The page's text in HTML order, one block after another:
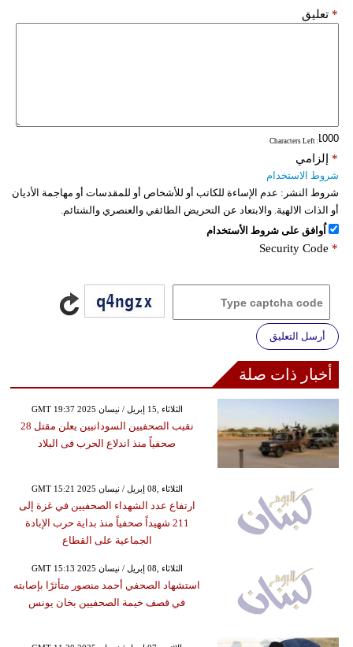
تعليق *
: Characters Left
إلزامي *
شروط الاستخدام
شروط النشر: عدم الإساءة للكاتب أو للأشخاص أو للمقدسات أو مهاجمة الأديان
أو الذات الالهية. والابتعاد عن التحريض الطائفي والعنصري والشتائم.
اُوافق على شروط الأستخدام
Security Code *
أرسل التعليق
أخبار ذات صلة
GMT 19:37 2025 الثلاثاء ,15 إبريل / نيسان
نقيب الصحفيين السودانيين يعلن مقتل 28
صحفياً منذ اندلاع الحرب فى البلاد
GMT 15:21 2025 الثلاثاء ,08 إبريل / نيسان
ارتفاع عدد الشهداء الصحفيين في غزة إلى
211 شهيداً صحفياً منذ بداية حرب الإبادة
الجماعية على القطاع
GMT 15:13 2025 الثلاثاء ,08 إبريل / نيسان
استشهاد الصحفي أحمد منصور متأثرًا بإصابته
في قصف خيمة الصحفيين بخان يونس